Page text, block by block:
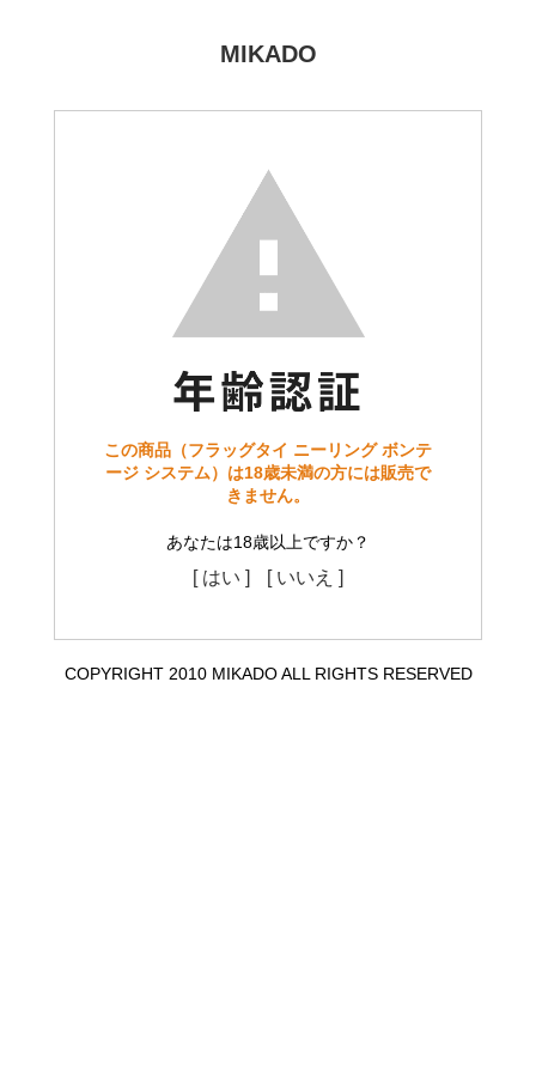
MIKADO
この商品（フラッグタイ ニーリング ボンテ
ージ システム）は18歳未満の方には販売で
きません。
あなたは18歳以上ですか？
[ はい ] [ いいえ ]
COPYRIGHT 2010 MIKADO ALL RIGHTS RESERVED